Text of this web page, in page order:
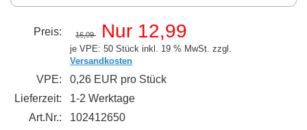
Preis: 16,09 Nur 12,99
je VPE: 50 Stück inkl. 19 % MwSt. zzgl.
Versandkosten
VPE:
0,26 EUR pro Stück
Lieferzeit:
1-2 Werktage
Art.Nr.:
102412650